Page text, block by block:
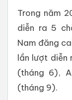
Trong năm
diễn ra 5
Nam đăng
lần lượt diễn
(tháng 6),
(tháng 9).